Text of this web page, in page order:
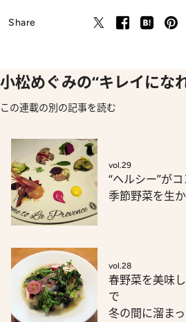
Share
小松めぐみの“キレイにな
この連載の別の記事を読む
vol.29
“ヘルシー”が
季節野菜を生
vol.28
春野菜を美味
で
冬の間に溜ま